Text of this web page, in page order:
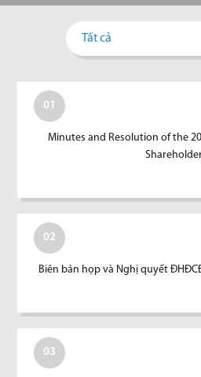
Tất cả
01
Minutes and Resolution of the
02
Biên bản họp và Nghị quyết
03